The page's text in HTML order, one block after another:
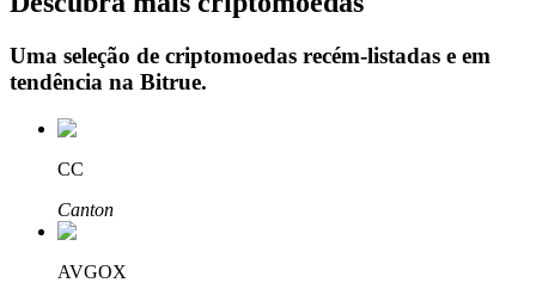
Uma seleção de criptomoedas recém-listadas e em
tendência na Bitrue.
CC
Canton
AVGOX